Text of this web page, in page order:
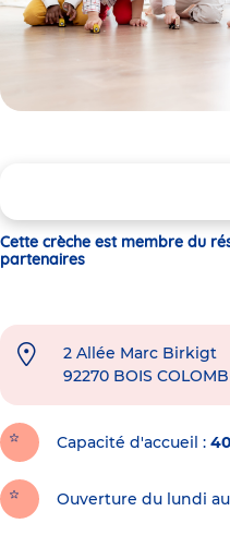
Cette crèche est membre du
partenaires
2 Allée Marc Birkigt
92270 BOIS
Capacité d'accueil 40
Ouverture du lundi